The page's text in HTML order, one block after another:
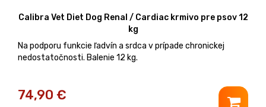
Calibra Vet Diet Dog Renal / Cardiac krmivo pre psov 12
kg
Na podporu funkcie ľadvín a srdca v prípade chronickej
nedostatočnosti. Balenie 12 kg.
74,90 €